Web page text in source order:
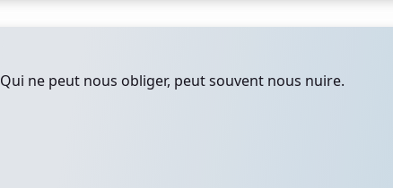
Qui ne peut nous obliger, peut souvent nous nuire.